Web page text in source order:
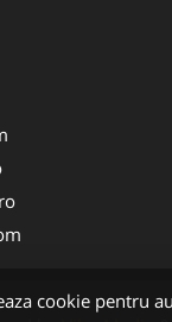
cookie pentru